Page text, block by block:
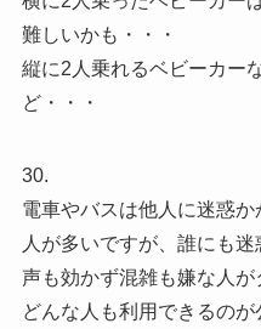
難しいかも・・・
縦に2人乗れるベビーカー
ど・・・
30.
電車やバスは他人に迷惑
人が多いですが、誰にも
声も効かず混雑も嫌な人
どんな人も利用できるの